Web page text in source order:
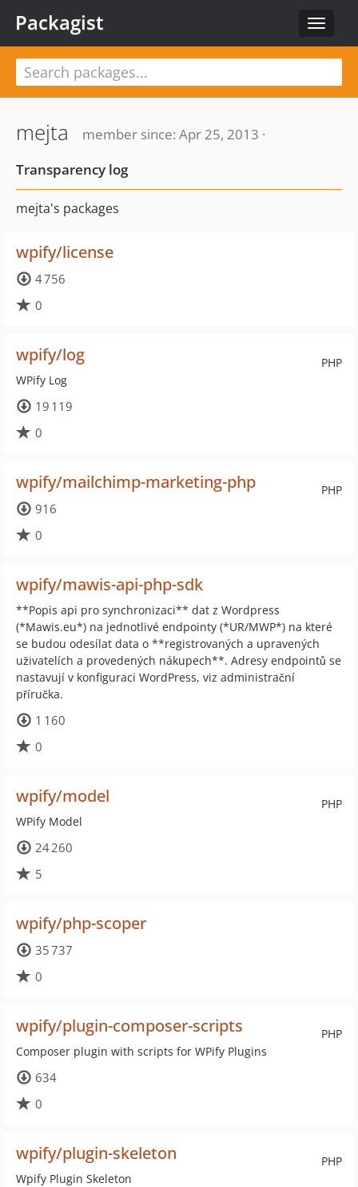
Toggle
Packagist
mejta
member since: Apr 25, 2013 ·
Transparency log
mejta's packages
wpify/license
4 756
0
PHP
wpify/log
WPify Log
19 119
0
PHP
wpify/mailchimp-marketing-php
916
0
wpify/mawis-api-php-sdk
**Popis api pro synchronizaci** dat z Wordpress
(*Mawis.eu*) na jednotlivé endpointy (*UR/MWP*) na které
se budou odesílat data o **registrovaných a upravených
uživatelích a provedených nákupech**. Adresy endpointů se
nastavují v konfiguraci WordPress, viz administrační
příručka.
1 160
0
PHP
wpify/model
WPify Model
24 260
5
wpify/php-scoper
35 737
0
PHP
wpify/plugin-composer-scripts
Composer plugin with scripts for WPify Plugins
634
0
PHP
wpify/plugin-skeleton
Wpify Plugin Skeleton